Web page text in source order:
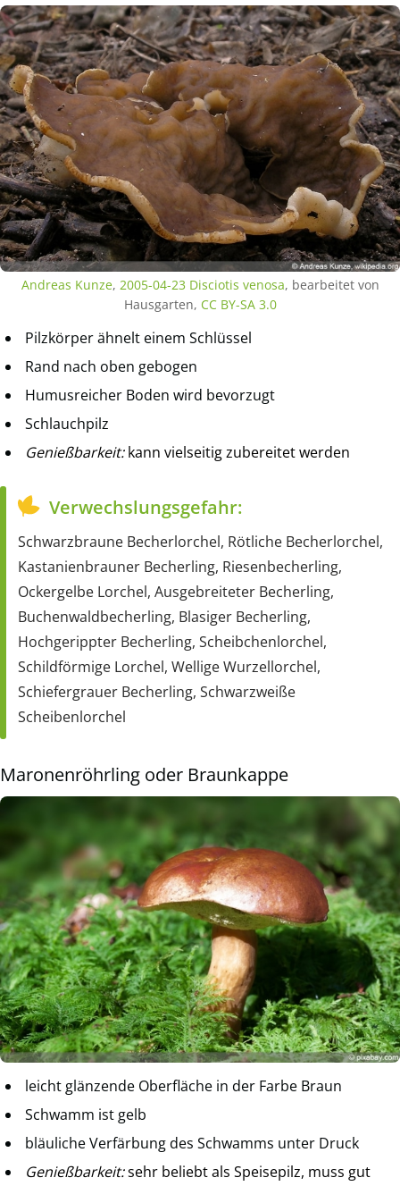
Andreas Kunze, 2005-04-23 Disciotis venosa, bearbeitet von
Hausgarten, CC BY-SA 3.0
Pilzkörper ähnelt einem Schlüssel
Rand nach oben gebogen
Humusreicher Boden wird bevorzugt
Schlauchpilz
Genießbarkeit:kann vielseitig zubereitet werden
Verwechslungsgefahr:
Schwarzbraune Becherlorchel, Rötliche Becherlorchel,
Kastanienbrauner Becherling, Riesenbecherling,
Ockergelbe Lorchel, Ausgebreiteter Becherling,
Buchenwaldbecherling, Blasiger Becherling,
Hochgerippter Becherling, Scheibchenlorchel,
Schildförmige Lorchel, Wellige Wurzellorchel,
Schiefergrauer Becherling, Schwarzweiße
Scheibenlorchel
Maronenröhrling oder Braunkappe
leicht glänzende Oberfläche in der Farbe Braun
Schwamm ist gelb
bläuliche Verfärbung des Schwamms unter Druck
Genießbarkeit:sehr beliebt als Speisepilz, muss gut